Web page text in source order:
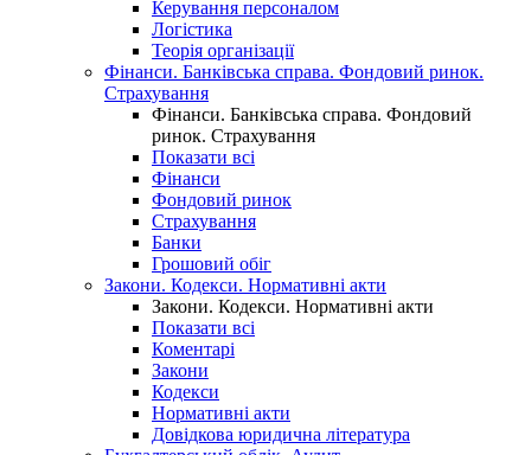
Керування персоналом
Логістика
Теорія організації
Фінанси. Банківська справа. Фондовий ринок.
Страхування
Фінанси. Банківська справа. Фондовий
ринок. Страхування
Показати всі
Фінанси
Фондовий ринок
Страхування
Банки
Грошовий обіг
Закони. Кодекси. Нормативні акти
Закони. Кодекси. Нормативні акти
Показати всі
Коментарі
Закони
Кодекси
Нормативні акти
Довідкова юридична література